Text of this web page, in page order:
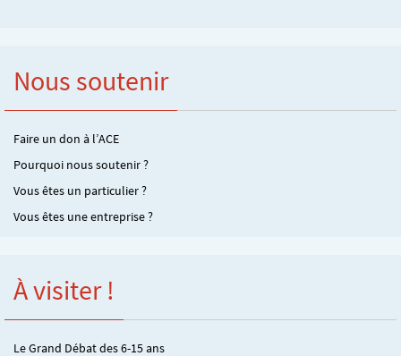
Nous soutenir
Faire un don à l’ACE
Pourquoi nous soutenir ?
Vous êtes un particulier ?
Vous êtes une entreprise ?
À visiter !
Le Grand Débat des 6-15 ans